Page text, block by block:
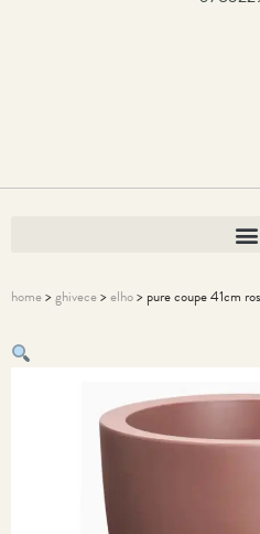
home>ghivece>elho> pure coupe 41cm